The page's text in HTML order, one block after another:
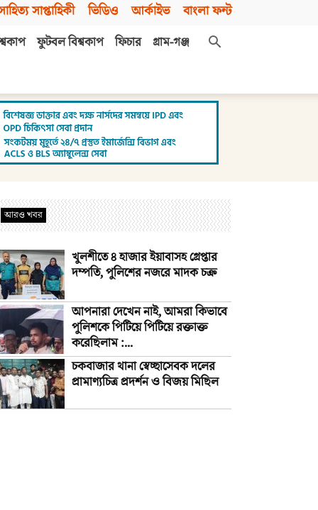
সাপ্তাহিকী ভিডিও আর্কাইভ বাংলা ফন্ট
ফুটবল বিশ্বকাপ ফিচার
গ্রাম-গঞ্জ
আরও খবর
খুলশীতে ৪ হাজার ইয়াবাসহ গ্রেপ্তার
দম্পতি, পুলিশের নজরে মাদক চক্র
আপনারা দেখেন নাই, আমরা কিভাবে
পুলিশকে পিটিয়ে পিটিয়ে রক্তাক্ত
করেছিলাম :...
চকবাজার থানা স্বেচ্ছাসেবক দলের
প্রামাণ্যচিত্র প্রদর্শন ও বিজয় মিছিল